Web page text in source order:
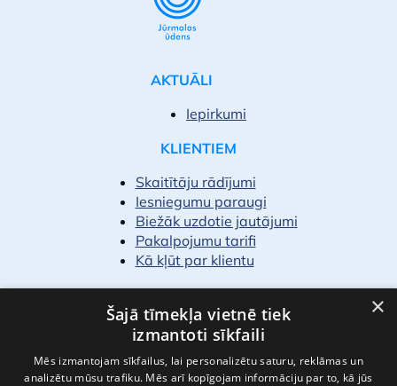
AKTUĀLI
Iepirkumi
KLIENTIEM
Skaitītāju rādījumi
Iesniegumu paraugi
Biežāk uzdotie jautājumi
Pakalpojumu tarifi
Kā kļūt par klientu
PAR MUMS
Finanšu pārskati
Kontakti
×
Šajā tīmekļa vietnē tiek
izmantoti sīkfaili
Mēs izmantojam sīkfailus, lai personalizētu saturu, reklāmas un
analizētu mūsu trafiku. Mēs arī kopīgojam informāciju par to, kā jūs